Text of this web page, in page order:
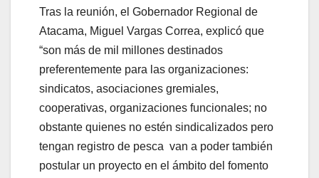
Tras la reunión, el Gobernador Regional de
Atacama, Miguel Vargas Correa, explicó que
“son más de mil millones destinados
preferentemente para las organizaciones:
sindicatos, asociaciones gremiales,
cooperativas, organizaciones funcionales; no
obstante quienes no estén sindicalizados pero
tengan registro de pesca van a poder también
postular un proyecto en el ámbito del fomento